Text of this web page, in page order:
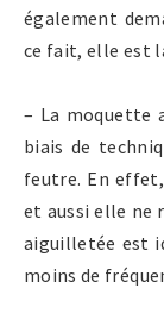
également
ce fait, elle est
– La moquette
biais de
feutre. En
et aussi elle ne
aiguilletée est
moins de